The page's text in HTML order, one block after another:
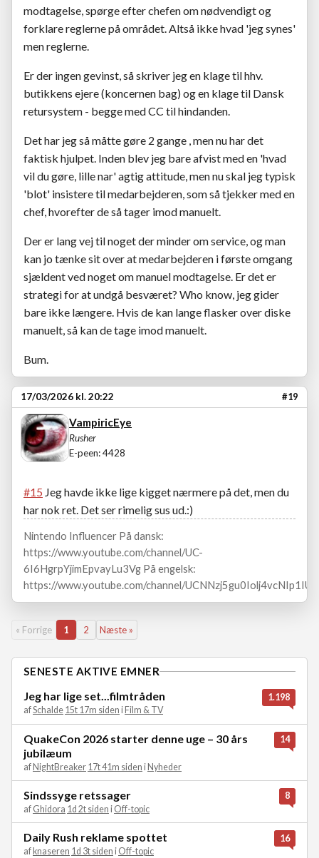
modtagelse, spørge efter chefen om nødvendigt og
forklare reglerne på området. Altså ikke hvad 'jeg synes'
men reglerne.
Er der ingen gevinst, så skriver jeg en klage til hhv.
butikkens ejere (koncernen bag) og en klage til Dansk
retursystem - begge med CC til hindanden.
Det har jeg så måtte gøre 2 gange , men nu har det
faktisk hjulpet. Inden blev jeg bare afvist med en 'hvad
vil du gøre, lille nar' agtig attitude, men nu skal jeg typisk
'blot' insistere til medarbejderen, som så tjekker med en
chef, hvorefter de så tager imod manuelt.
Der er lang vej til noget der minder om service, og man
kan jo tænke sit over at medarbejderen i første omgang
sjældent ved noget om manuel modtagelse. Er det er
strategi for at undgå besværet? Who know, jeg gider
bare ikke længere. Hvis de kan lange flasker over diske
manuelt, så kan de tage imod manuelt.
Bum.
17/03/2026 kl. 20:22 #19
VampiricEye
Rusher
E-peen: 4428
#15 Jeg havde ikke lige kigget nærmere på det, men du
har nok ret. Det ser rimelig sus ud.:)
Nintendo Influencer På dansk:
https://www.youtube.com/channel/UC-
6I6HgrpYjimEpvayLu3Vg På engelsk:
https://www.youtube.com/channel/UCNNzj5gu0Iolj4vcNIp1IUA
« Forrige 1 2 Næste »
SENESTE AKTIVE EMNER
Jeg har lige set...filmtråden
afSchalde 15t 17m siden i Film & TV
1.198
QuakeCon 2026 starter denne uge – 30 års
jubilæum
afNightBreaker 17t 41m siden iNyheder
14
Sindssyge retssager
af Ghidora 1d 2t siden i Off-topic
8
Daily Rush reklame spottet
af knaseren 1d 3t siden i Off-topic
16